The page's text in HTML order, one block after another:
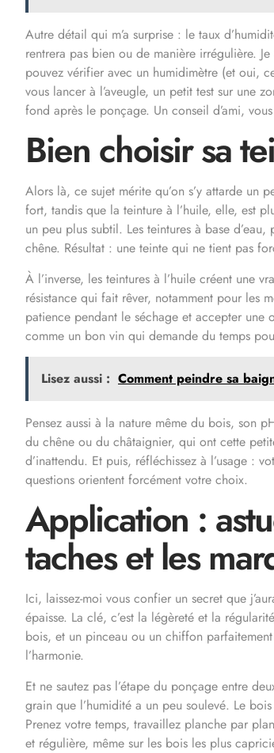
Autre détail qui m’a surprise : le taux
rentrera pas bien ou de manière irrégulière.
pouvez vérifier avec un humidimètre (et oui,
vous lancer à l’aveugle, un petit test sur une
fond après le ponçage. Un conseil d’ami,
Bien choisir sa
Alors là, ce sujet mérite qu’on s’y attarde un
fort, tandis que la teinture à l’huile, elle, est
un peu plus subtil. Les teintures à base
chêne. Résultat : une teinte qui ne tient pas
À l’inverse, les teintures à l’huile créent une
résistance qui fait rêver, notamment pour les
patience pendant le séchage et accepter une
comme un bon vin qui demande du temps
Lisez aussi : Comment peindre sa
Pensez aussi à la nature même du bois, son
du chêne ou du châtaignier, qui ont cette
d’inattendu. Et puis, réfléchissez à l’usage :
questions orientent forcément votre choix.
Application :
taches et les
Ici, laissez-moi vous confier un secret que
épaisse. La clé, c’est la légèreté et la
bois, et un pinceau ou un chiffon
l’harmonie.
Et ne sautez pas l’étape du ponçage entre
grain que l’humidité a un peu soulevé. Le
Prenez votre temps, travaillez planche par
et régulière, même sur les bois les plus